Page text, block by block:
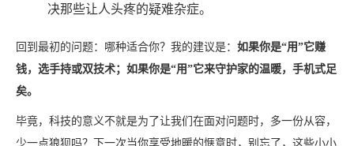
决那些让人头疼的疑难杂症。
回到最初的问题：哪种适合你？我的建议是： 如果你是“用”它赚
钱，选手持或双技术；如果你是“用”它来守护家的温暖，手机式足
矣。
毕竟，科技的意义不就是为了让我们在面对问题时，多一份从容，
少一点狼狈吗？下一次当你享受地暖的惬意时，别忘了，这些小小